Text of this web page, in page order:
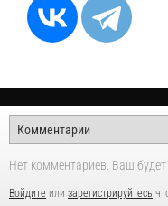
Нет комментариев. Ваш
Войдите или зарегистрируйтесь